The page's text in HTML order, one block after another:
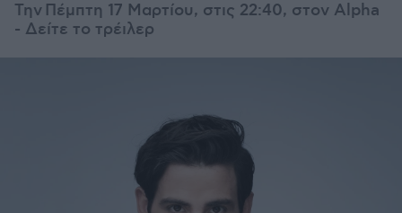
Την Πέμπτη 17 Μαρτίου, στις 22:40, στον Alpha
- Δείτε το τρέιλερ